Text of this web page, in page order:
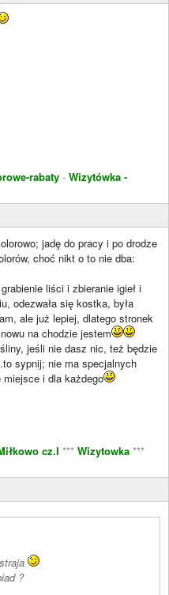
rabaty - Wizytówka -
jadę do pracy i po drodze
choć nikt o to nie dba:
liści i zbieranie igieł i
odezwała się kostka, była
ale już lepiej, dlatego stronek
na chodzie jestem
jeśli nie dasz nic, też będzie
sypnij; nie ma specjalnych
i dla każdego
cz.I *** Wizytowka ***
?